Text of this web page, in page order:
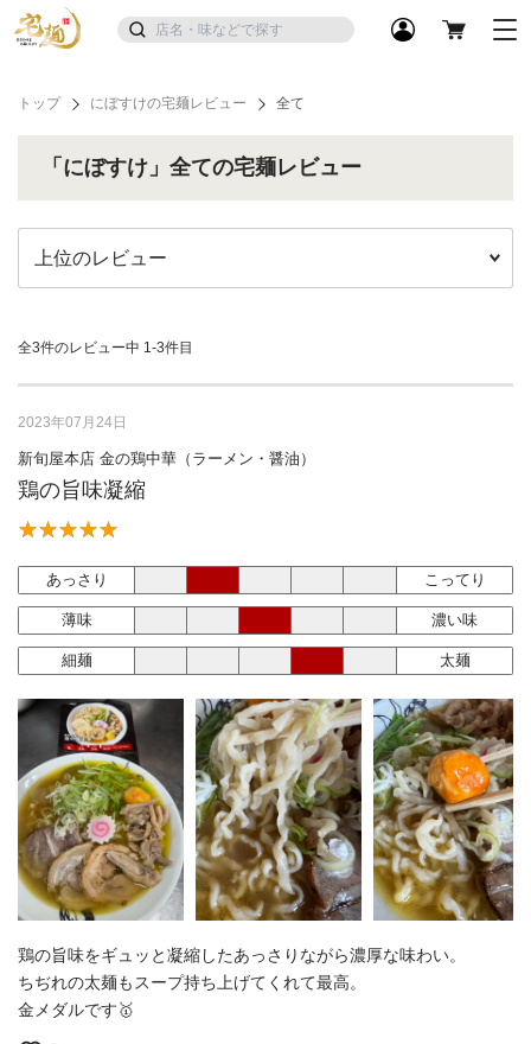
トップ にぼすけの宅麺レビュー 全て
「にぼすけ」全ての宅麺レビュー
全3件のレビュー中 1-3件目
2023年07月24日
新旬屋本店 金の鶏中華（ラーメン・醤油）
鶏の旨味凝縮
あっさり こってり
薄味 濃い味
細麺 太麺
鶏の旨味をギュッと凝縮したあっさりながら濃厚な味わい。
ちぢれの太麺もスープ持ち上げてくれて最高。
金メダルです🥇